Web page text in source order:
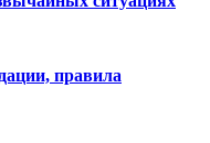
правила